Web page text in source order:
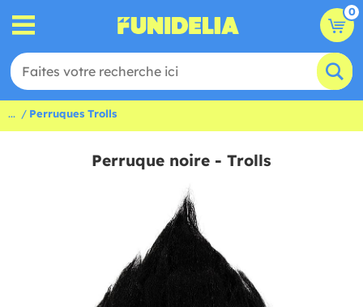
0
... Perruques Trolls
Perruque noire - Trolls